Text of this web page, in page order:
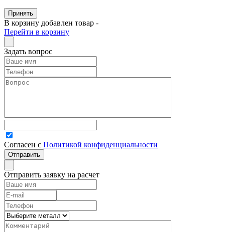
Принять
В корзину добавлен товар -
Перейти в корзину
Задать вопрос
Согласен с Политикой конфиденциальности
Отправить заявку на расчет